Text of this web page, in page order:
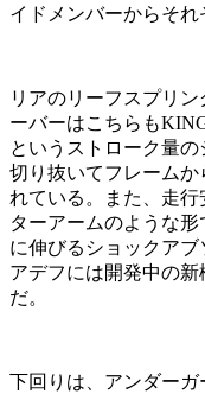
イドメンバーからそれ
リアのリーフスプリ
ーバーはこちらも
というストローク量
切り抜いてフレーム
れている。また、走
ターアームのような
に伸びるショックア
アデフには開発中の
だ。
下回りは、アンダー